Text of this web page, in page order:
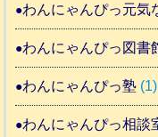
わんにゃんぴっ元気
わんにゃんぴっ図書
わんにゃんぴっ塾 (1)
わんにゃんぴっ相談